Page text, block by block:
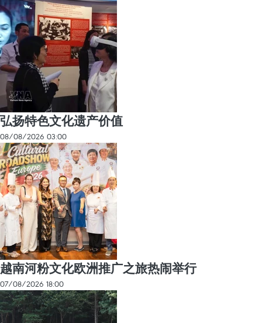
弘扬特色文化遗产价值
08/08/2026 03:00
越南河粉文化欧洲推广之旅热闹举行
07/08/2026 18:00